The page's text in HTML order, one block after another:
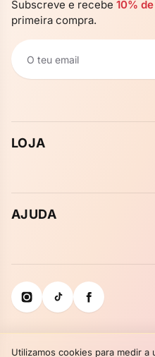
LOJA
AJUDA
Subscreve e recebe 10%
primeira compra.
Newsletter
Utilizamos cookies para medir a